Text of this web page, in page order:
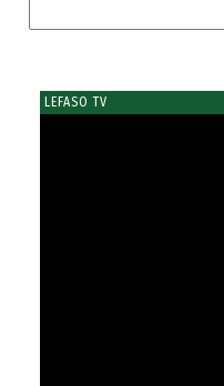
LEFASO TV